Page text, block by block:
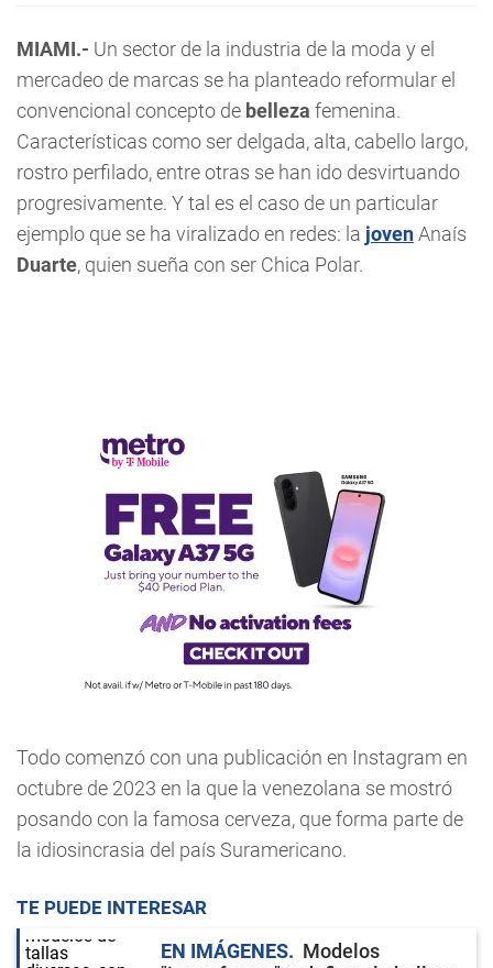
MIAMI.- Un sector de la industria de la moda y el
mercadeo de marcas se ha planteado reformular el
convencional concepto de belleza femenina.
Características como ser delgada, alta, cabello largo,
rostro perfilado, entre otras se han ido desvirtuando
progresivamente. Y tal es el caso de un particular
ejemplo que se ha viralizado en redes: la jovenAnaís
Duarte, quien sueña con ser Chica Polar.
Todo comenzó con una publicación en Instagram en
octubre de 2023 en la que la venezolana se mostró
posando con la famosa cerveza, que forma parte de
la idiosincrasia del país Suramericano.
TE PUEDE INTERESAR
EN IMÁGENES
Modelos